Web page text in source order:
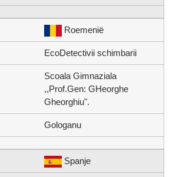
Roemenië
EcoDetectivii schimbarii
Scoala Gimnaziala
,,Prof.Gen: GHeorghe
Gheorghiu".
Gologanu
Spanje